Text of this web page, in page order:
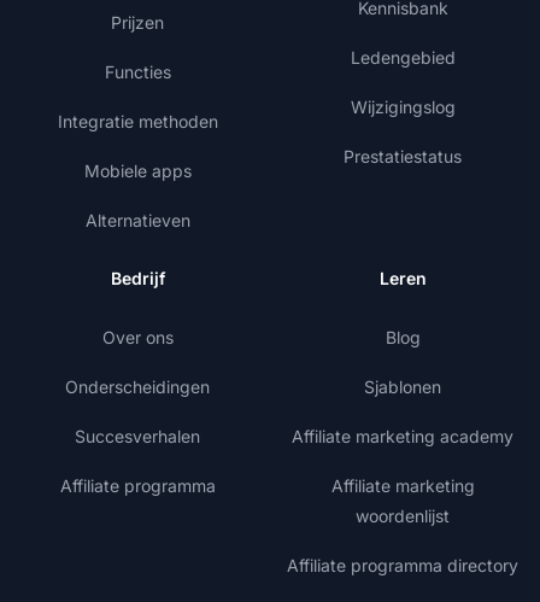
Prijzen
Functies
Integratie methoden
Mobiele apps
Alternatieven
Kennisbank
Ledengebied
Wijzigingslog
Prestatiestatus
Bedrijf
Over ons
Onderscheidingen
Succesverhalen
Affiliate programma
Leren
Blog
Sjablonen
Affiliate marketing academy
Affiliate marketing
woordenlijst
Affiliate programma directory